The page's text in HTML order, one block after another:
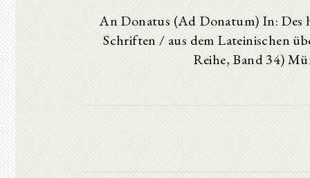
An Donatus (Ad Donatum) In: Des
Schriften / aus dem Lateinischen
Reihe, Band 34)